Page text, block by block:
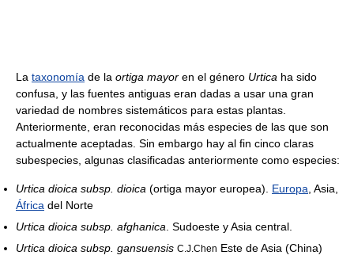
La taxonomía de la ortiga mayor en el género Urtica ha sido
confusa, y las fuentes antiguas eran dadas a usar una gran
variedad de nombres sistemáticos para estas plantas.
Anteriormente, eran reconocidas más especies de las que son
actualmente aceptadas. Sin embargo hay al fin cinco claras
subespecies, algunas clasificadas anteriormente como especies:
Urtica dioica subsp. dioica (ortiga mayor europea). Europa , Asia,
África del Norte
Urtica dioica subsp. afghanica . Sudoeste y Asia central.
Urtica dioica subsp. gansuensis C.J.Chen Este de Asia (China)